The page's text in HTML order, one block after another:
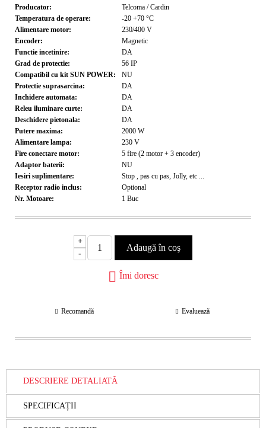
Producator:
Telcoma / Cardin
Temperatura de operare:
-20 +70 °C
Alimentare motor:
230/400 V
Encoder:
Magnetic
Functie incetinire:
DA
Grad de protectie:
56 IP
Compatibil cu kit SUN POWER:
NU
Protectie suprasarcina:
DA
Inchidere automata:
DA
Releu iluminare curte:
DA
Deschidere pietonala:
DA
Putere maxima:
2000 W
Alimentare lampa:
230 V
Fire conectare motor:
5 fire (2 motor + 3 encoder)
Adaptor baterii:
NU
Iesiri suplimentare:
Stop , pas cu pas, Jolly, etc ...
Receptor radio inclus:
Optional
Nr. Motoare:
1 Buc
+
-
Îmi doresc
Recomandă Evaluează
DESCRIERE DETALIATĂ
SPECIFICAȚII